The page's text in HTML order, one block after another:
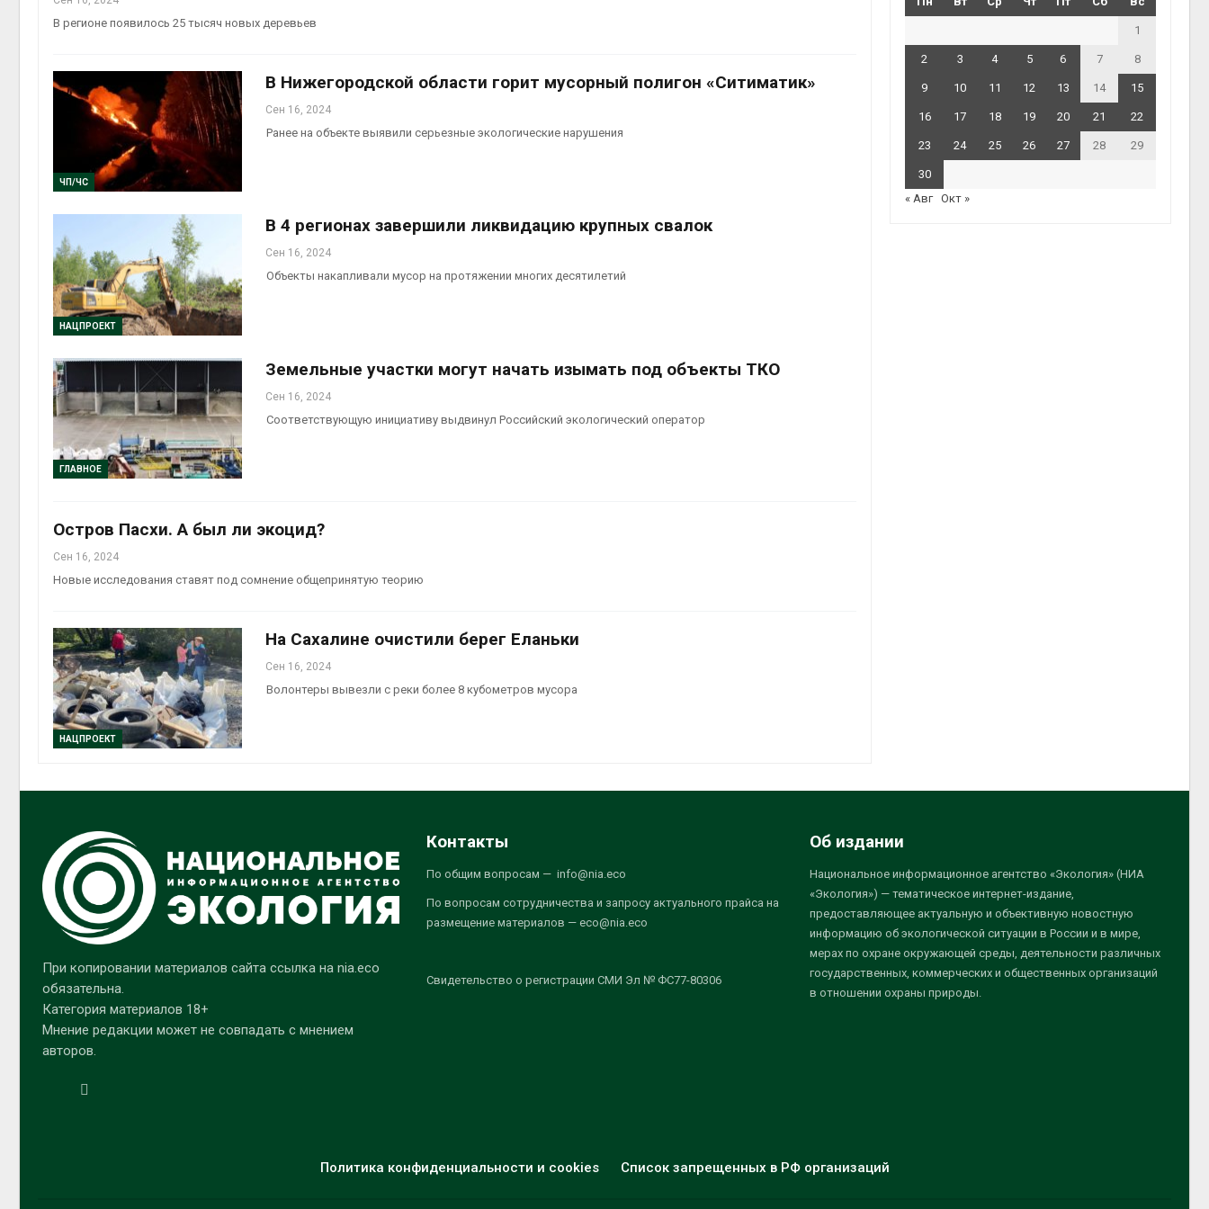
В регионе появилось 25 тысяч новых деревьев
ЧП/ЧС
В Нижегородской области горит мусорный полигон «Ситиматик»
Сен 16, 2024
Ранее на объекте выявили серьезные экологические нарушения
НАЦПРОЕКТ
В 4 регионах завершили ликвидацию крупных свалок
Сен 16, 2024
Объекты накапливали мусор на протяжении многих десятилетий
ГЛАВНОЕ
Земельные участки могут начать изымать под объекты ТКО
Сен 16, 2024
Соответствующую инициативу выдвинул Российский экологический оператор
Остров Пасхи. А был ли экоцид?
Сен 16, 2024
Новые исследования ставят под сомнение общепринятую теорию
НАЦПРОЕКТ
На Сахалине очистили берег Еланьки
Сен 16, 2024
Волонтеры вывезли с реки более 8 кубометров мусора
1
2 3 4 5 6 7 8
9 10 11 12 13 14 15
16 17 18 19 20 21 22
23 24 25 26 27 28 29
30
« Авг Окт »
При копировании материалов сайта ссылка на nia.eco
обязательна.
Категория материалов 18+
Мнение редакции может не совпадать с мнением
авторов.
Контакты
По общим вопросам — info@nia.eco
По вопросам сотрудничества и запросу актуального прайса на
размещение материалов — eco@nia.eco
Свидетельство о регистрации СМИ Эл № ФС77-80306
Об издании
Национальное информационное агентство «Экология» (НИА
«Экология») — тематическое интернет-издание,
предоставляющее актуальную и объективную новостную
информацию об экологической ситуации в России и в мире,
мерах по охране окружающей среды, деятельности различных
государственных, коммерческих и общественных организаций
в отношении охраны природы.
Политика конфиденциальности и cookies Список запрещенных в РФ организаций